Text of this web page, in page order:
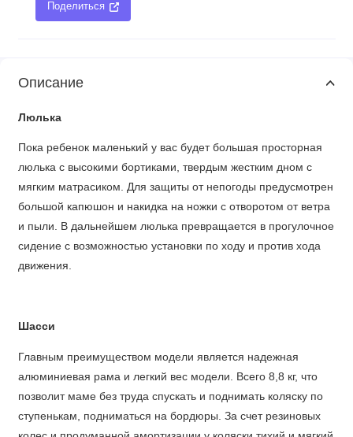
Поделиться
Описание
Люлька
Пока ребенок маленький у вас будет большая просторная
люлька с высокими бортиками, твердым жестким дном с
мягким матрасиком. Для защиты от непогоды предусмотрен
большой капюшон и накидка на ножки с отворотом от ветра
и пыли. В дальнейшем люлька превращается в прогулочное
сидение с возможностью установки по ходу и против хода
движения.
Шасси
Главным преимуществом модели является надежная
алюминиевая рама и легкий вес модели. Всего 8,8 кг, что
позволит маме без труда спускать и поднимать коляску по
ступенькам, подниматься на бордюры. За счет резиновых